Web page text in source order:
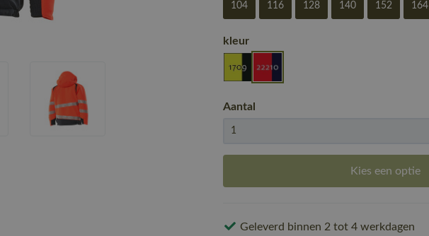
104 116 128 140 152 164
kleur
Aantal
Kies een optie
Geleverd binnen 2 tot 4 werkdagen